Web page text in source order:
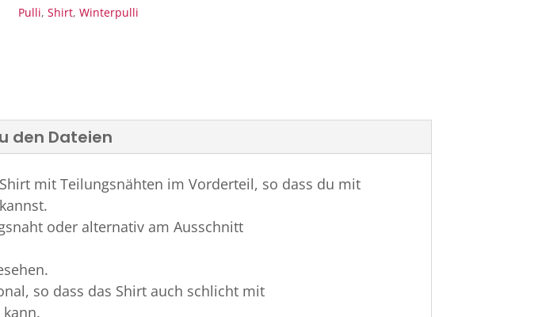
Pulli,Shirt,Winterpulli
den Dateien
mit Teilungsnähten im Vorderteil, so dass du mit
oder alternativ am Ausschnitt
so dass das Shirt auch schlicht mit